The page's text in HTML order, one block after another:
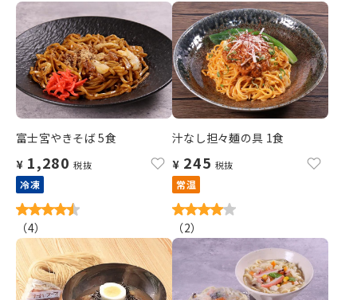
富士宮やきそば 5食
¥ 1,280 税抜
冷凍
（4）
汁なし担々麺の具 1食
¥ 245 税抜
常温
（2）